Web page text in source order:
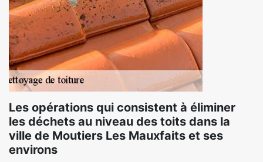
Les opérations qui consistent à éliminer
les déchets au niveau des toits dans la
ville de Moutiers Les Mauxfaits et ses
environs